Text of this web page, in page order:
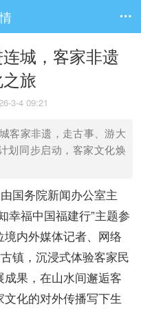

城，客家非遗
旅
3-4 09:21
客家非遗，走古事、游大
划同步启动，客家文化焕
国务院新闻办公室主
幸福中国福建行”主题参
内外媒体记者、网络
镇，沉浸式体验客家民
果，在山水间邂逅客
化的对外传播写下生